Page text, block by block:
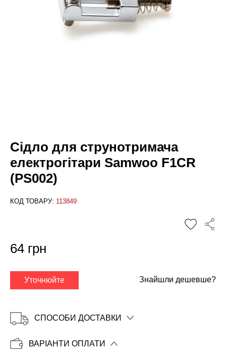
Сідло для струнотримача
електрогітари Samwoo F1CR
(PS002)
КОД ТОВАРУ: 113849
64 грн
Уточнюйте Знайшли дешевше?
СПОСОБИ ДОСТАВКИ
ВАРІАНТИ ОПЛАТИ